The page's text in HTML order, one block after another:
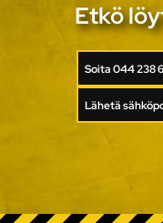
Etkö
Soita 044 238
Lähetä